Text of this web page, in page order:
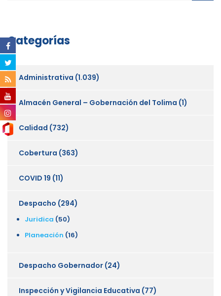
Categorías
Administrativa (1.039)
Almacén General – Gobernación del Tolima (1)
Calidad (732)
Cobertura (363)
COVID 19 (11)
Despacho (294)
Juridica (50)
Planeación (16)
Despacho Gobernador (24)
Inspección y Vigilancia Educativa (77)